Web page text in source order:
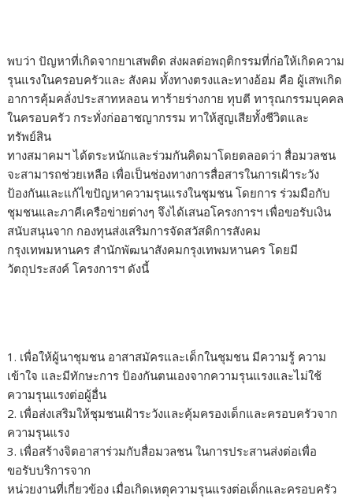
พบว่า ปัญหาที่เกิดจากยาเสพติด ส่งผลต่อพฤติกรรมที่ก่อให้เกิดความ
รุนแรงในครอบครัวและ สังคม ทั้งทางตรงและทางอ้อม คือ ผู้เสพเกิด
อาการคุ้มคลั่งประสาทหลอน ทาร้ายร่างกาย ทุบตี ทารุณกรรมบุคคล
ในครอบครัว กระทั่งก่ออาชญากรรม ทาให้สูญเสียทั้งชีวิตและ
ทรัพย์สิน
ทางสมาคมฯ ได้ตระหนักและร่วมกันคิดมาโดยตลอดว่า สื่อมวลชน
จะสามารถช่วยเหลือ เพื่อเป็นช่องทางการสื่อสารในการเฝ้าระวัง
ป้องกันและแก้ไขปัญหาความรุนแรงในชุมชน โดยการ ร่วมมือกับ
ชุมชนและภาคีเครือข่ายต่างๆ จึงได้เสนอโครงการฯ เพื่อขอรับเงิน
สนับสนุนจาก กองทุนส่งเสริมการจัดสวัสดิการสังคม
กรุงเทพมหานคร สำนักพัฒนาสังคมกรุงเทพมหานคร โดยมี
วัตถุประสงค์ โครงการฯ ดังนี้
1. เพื่อให้ผู้นาชุมชน อาสาสมัครและเด็กในชุมชน มีความรู้ ความ
เข้าใจ และมีทักษะการ ป้องกันตนเองจากความรุนแรงและไม่ใช้
ความรุนแรงต่อผู้อื่น
2. เพื่อส่งเสริมให้ชุมชนเฝ้าระวังและคุ้มครองเด็กและครอบครัวจาก
ความรุนแรง
3. เพื่อสร้างจิตอาสาร่วมกับสื่อมวลชน ในการประสานส่งต่อเพื่อ
ขอรับบริการจาก
หน่วยงานที่เกี่ยวข้อง เมื่อเกิดเหตุความรุนแรงต่อเด็กและครอบครัว